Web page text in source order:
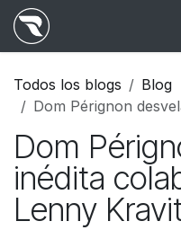
Ir al contenido
Todos los blogs
Blog
Dom Pérignon desvela una
Dom
inédita
Lenny